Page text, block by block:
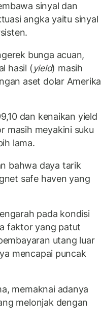
sinyal dan
angka yaitu sinyal
bunga acuan,
hasil (yield) masih
aset dolar Amerika
dan kenaikan yield
masih meyakini suku
lama.
bahwa daya tarik
safe haven yang
pada kondisi
faktor yang patut
utang luar
mencapai puncak
memaknai adanya
melonjak dengan